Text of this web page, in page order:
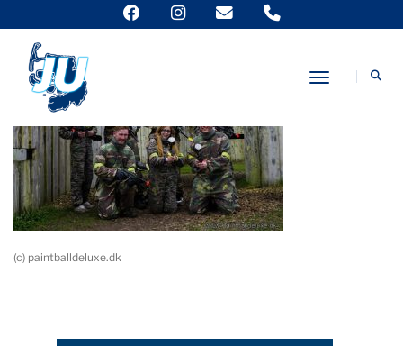
Toggle
(c) paintballdeluxe.dk